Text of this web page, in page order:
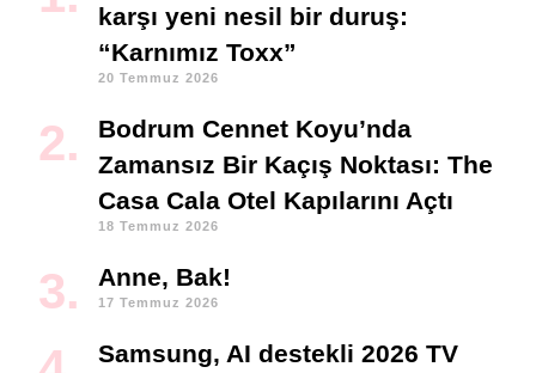
karşı yeni nesil bir duruş:
“Karnımız Toxx”
20 Temmuz 2026
Bodrum Cennet Koyu’nda
Zamansız Bir Kaçış Noktası: The
Casa Cala Otel Kapılarını Açtı
18 Temmuz 2026
Anne, Bak!
17 Temmuz 2026
Samsung, AI destekli 2026 TV